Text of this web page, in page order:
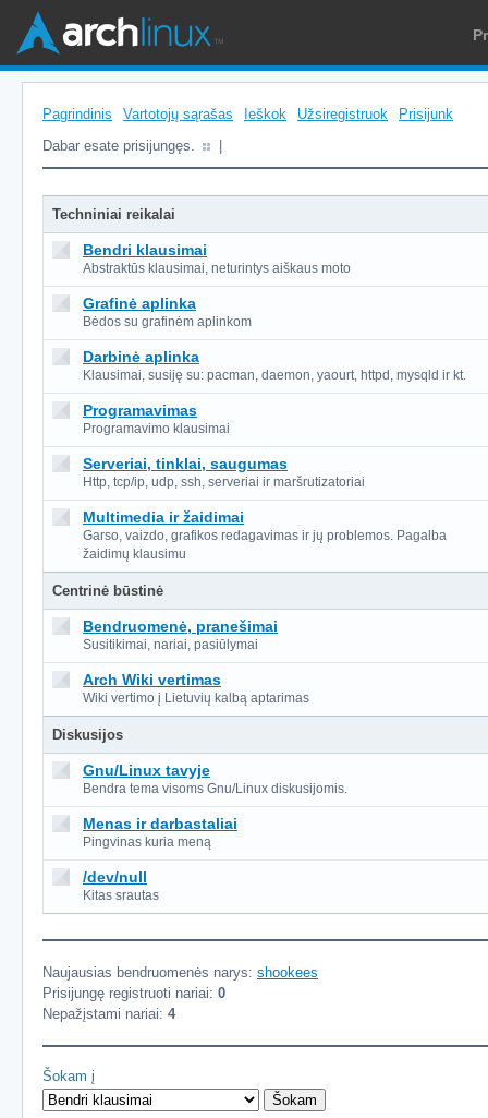
Pagrindinis Vartotojų sąrašas Ieškok Užsiregistruok
Prisijunk
Dabar esate prisijungęs.
Techniniai reikalai
Bendri klausimai
Abstraktūs klausimai, neturintys aiškaus moto
Grafinė aplinka
Bėdos su grafinėm aplinkom
Darbinė aplinka
Klausimai, susiję su: pacman, daemon, yaourt, httpd, mysqld ir kt.
Programavimas
Programavimo klausimai
Serveriai, tinklai, saugumas
Http, tcp/ip, udp, ssh, serveriai ir maršrutizatoriai
Multimedia ir žaidimai
Garso, vaizdo, grafikos redagavimas ir jų problemos. Pagalba
žaidimų klausimu
Centrinė būstinė
Bendruomenė, pranešimai
Susitikimai, nariai, pasiūlymai
Arch Wiki vertimas
Wiki vertimo į Lietuvių kalbą aptarimas
Diskusijos
Gnu/Linux tavyje
Bendra tema visoms Gnu/Linux diskusijomis.
Menas ir darbastaliai
Pingvinas kuria meną
/dev/null
Kitas srautas
Naujausias bendruomenės narys: shookees
Prisijungę registruoti nariai: 0
Nepažįstami nariai: 4
Šokam į